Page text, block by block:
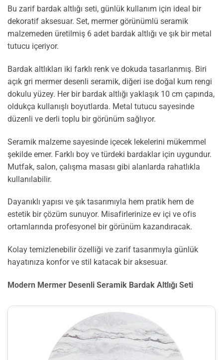
Bu zarif bardak altlığı seti, günlük kullanım için ideal bir
dekoratif aksesuar. Set, mermer görünümlü seramik
malzemeden üretilmiş 6 adet bardak altlığı ve şık bir metal
tutucu içeriyor.
Bardak altlıkları iki farklı renk ve dokuda tasarlanmış. Biri
açık gri mermer desenli seramik, diğeri ise doğal kum rengi
dokulu yüzey. Her bir bardak altlığı yaklaşık 10 cm çapında,
oldukça kullanışlı boyutlarda. Metal tutucu sayesinde
düzenli ve derli toplu bir görünüm sağlıyor.
Seramik malzeme sayesinde içecek lekelerini mükemmel
şekilde emer. Farklı boy ve türdeki bardaklar için uygundur.
Mutfak, salon, çalışma masası gibi alanlarda rahatlıkla
kullanılabilir.
Dayanıklı yapısı ve şık tasarımıyla hem pratik hem de
estetik bir çözüm sunuyor. Misafirlerinize ev içi ve ofis
ortamlarında profesyonel bir görünüm kazandıracak.
Kolay temizlenebilir özelliği ve zarif tasarımıyla günlük
hayatınıza konfor ve stil katacak bir aksesuar.
Modern Mermer Desenli Seramik Bardak Altlığı Seti